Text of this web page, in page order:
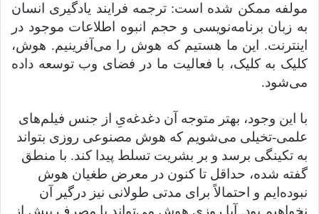
مولفه ممکن شده است: ترجمه فرایند یادگیری انسان
به زبان برنامه‌نویسی و حجم انبوه اطلاعات موجود در
اینترنت. این ما هستیم که هوش را می‌آفرینیم. هوش،
کلیک به کلیک، با فعالیت ما در فضای وب توسعه داده
می‌شود.
با این وجود، بهتر متوجه آن دغدغه‌یِ از جنس فیلم‌های
علمی-تخیلی می‌شویم که هوش مصنوعی روزی بتواند
به تکینگی برسد و بر بشریت تسلط پیدا کند. با منطق
گفته شده، حداقل تا کنون در معرض طغیان هوش
نبوده‌‌ایم و احتمالاً برای مدتی طولانی نیز درگیر آن
نخواهیم بود. آیا روزی هوش می‌تواند با مصرف بیش از